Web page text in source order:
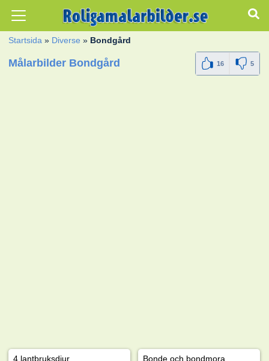
Startsida » Diverse » Bondgård
Målarbilder Bondgård 16 5
4 lantbruksdjur Bonde och bondmora